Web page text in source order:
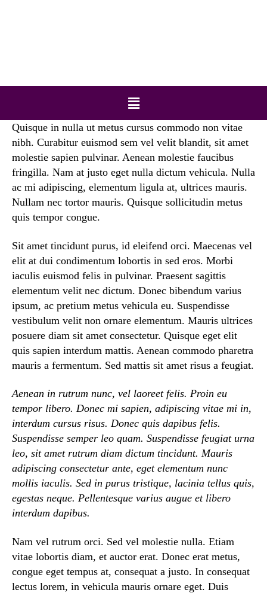
Quisque in nulla ut metus cursus commodo non vitae
nibh. Curabitur euismod sem vel velit blandit, sit amet
molestie sapien pulvinar. Aenean molestie faucibus
fringilla. Nam at justo eget nulla dictum vehicula. Nulla
ac mi adipiscing, elementum ligula at, ultrices mauris.
Nullam nec tortor mauris. Quisque sollicitudin metus
quis tempor congue.
Sit amet tincidunt purus, id eleifend orci. Maecenas vel
elit at dui condimentum lobortis in sed eros. Morbi
iaculis euismod felis in pulvinar. Praesent sagittis
elementum velit nec dictum. Donec bibendum varius
ipsum, ac pretium metus vehicula eu. Suspendisse
vestibulum velit non ornare elementum. Mauris ultrices
posuere diam sit amet consectetur. Quisque eget elit
quis sapien interdum mattis. Aenean commodo pharetra
mauris a fermentum. Sed mattis sit amet risus a feugiat.
Aenean in rutrum nunc, vel laoreet felis. Proin eu
tempor libero. Donec mi sapien, adipiscing vitae mi in,
interdum cursus risus. Donec quis dapibus felis.
Suspendisse semper leo quam. Suspendisse feugiat urna
leo, sit amet rutrum diam dictum tincidunt. Mauris
adipiscing consectetur ante, eget elementum nunc
mollis iaculis. Sed in purus tristique, lacinia tellus quis,
egestas neque. Pellentesque varius augue et libero
interdum dapibus.
Nam vel rutrum orci. Sed vel molestie nulla. Etiam
vitae lobortis diam, et auctor erat. Donec erat metus,
congue eget tempus at, consequat a justo. In consequat
lectus lorem, in vehicula mauris ornare eget. Duis